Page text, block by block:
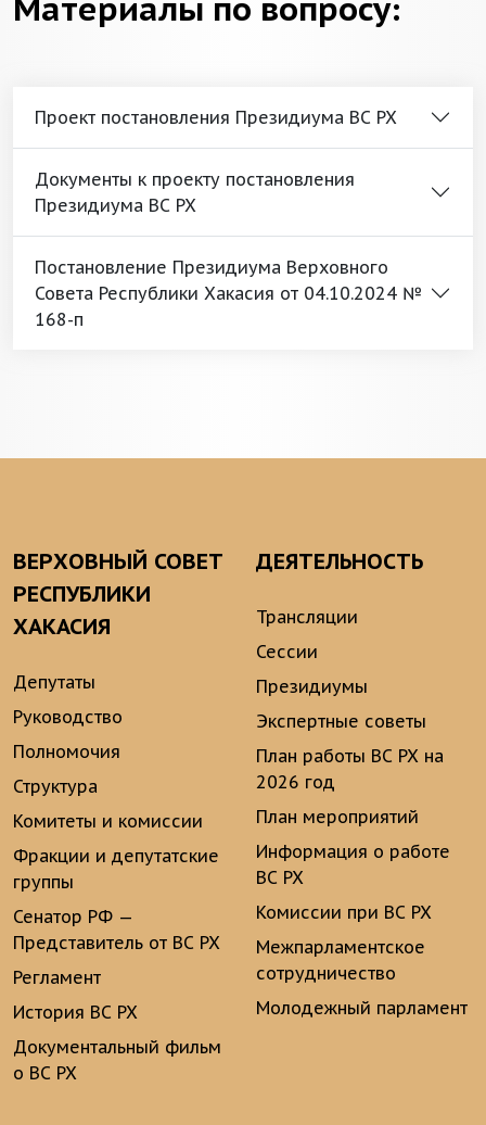
Проект постановления Президиума ВС РХ
Документы к проекту постановления
Президиума ВС РХ
Постановление Президиума Верховного
Совета Республики Хакасия от 04.10.2024 №
168-п
ВЕРХОВНЫЙ СОВЕТ
РЕСПУБЛИКИ
ХАКАСИЯ
Депутаты
Руководство
Полномочия
Структура
Комитеты и комиссии
Фракции и депутатские
группы
Сенатор РФ —
Представитель от ВС РХ
Регламент
История ВС РХ
Документальный фильм
о ВС РХ
ДЕЯТЕЛЬНОСТЬ
Трансляции
Сессии
Президиумы
Экспертные советы
План работы ВС РХ на
2026 год
План мероприятий
Информация о работе
ВС РХ
Комиссии при ВС РХ
Межпарламентское
сотрудничество
Молодежный парламент